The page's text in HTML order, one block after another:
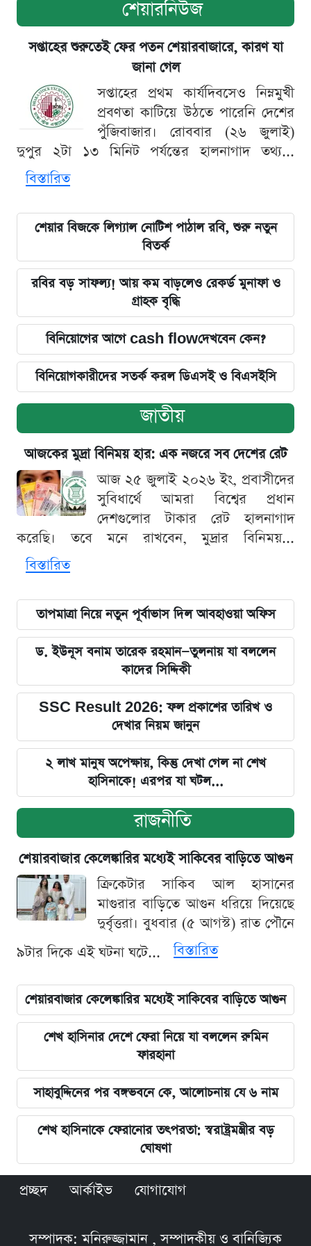
শেয়ারনিউজ
সপ্তাহের শুরুতেই ফের পতন শেয়ারবাজারে, কারণ যা
জানা গেল
সপ্তাহের প্রথম কার্যদিবসেও নিম্নমুখী
প্রবণতা কাটিয়ে উঠতে পারেনি দেশের
পুঁজিবাজার। রোববার (২৬ জুলাই)
দুপুর ২টা ১৩ মিনিট পর্যন্তের হালনাগাদ তথ্য...
বিস্তারিত
শেয়ার বিজকে লিগ্যাল নোটিশ পাঠাল রবি, শুরু নতুন
বিতর্ক
রবির বড় সাফল্য! আয় কম বাড়লেও রেকর্ড মুনাফা ও
গ্রাহক বৃদ্ধি
বিনিয়োগের আগে cash flowদেখবেন কেন?
বিনিয়োগকারীদের সতর্ক করল ডিএসই ও বিএসইসি
জাতীয়
আজকের মুদ্রা বিনিময় হার: এক নজরে সব দেশের রেট
আজ ২৫ জুলাই ২০২৬ ইং, প্রবাসীদের
সুবিধার্থে আমরা বিশ্বের প্রধান
দেশগুলোর টাকার রেট হালনাগাদ
করেছি। তবে মনে রাখবেন, মুদ্রার বিনিময়...
বিস্তারিত
তাপমাত্রা নিয়ে নতুন পূর্বাভাস দিল আবহাওয়া অফিস
ড. ইউনূস বনাম তারেক রহমান—তুলনায় যা বললেন
কাদের সিদ্দিকী
SSC Result 2026: ফল প্রকাশের তারিখ ও
দেখার নিয়ম জানুন
২ লাখ মানুষ অপেক্ষায়, কিন্তু দেখা গেল না শেখ
হাসিনাকে! এরপর যা ঘটল...
রাজনীতি
শেয়ারবাজার কেলেঙ্কারির মধ্যেই সাকিবের বাড়িতে আগুন
ক্রিকেটার সাকিব আল হাসানের
মাগুরার বাড়িতে আগুন ধরিয়ে দিয়েছে
দুর্বৃত্তরা। বুধবার (৫ আগস্ট) রাত পৌনে
৯টার দিকে এই ঘটনা ঘটে...
বিস্তারিত
শেয়ারবাজার কেলেঙ্কারির মধ্যেই সাকিবের বাড়িতে আগুন
শেখ হাসিনার দেশে ফেরা নিয়ে যা বললেন রুমিন
ফারহানা
সাহাবুদ্দিনের পর বঙ্গভবনে কে, আলোচনায় যে ৬ নাম
শেখ হাসিনাকে ফেরানোর তৎপরতা: স্বরাষ্ট্রমন্ত্রীর বড়
ঘোষণা
প্রচ্ছদ আর্কাইভ যোগাযোগ
সম্পাদক: মনিরুজ্জামান , সম্পাদকীয় ও বানিজ্যিক